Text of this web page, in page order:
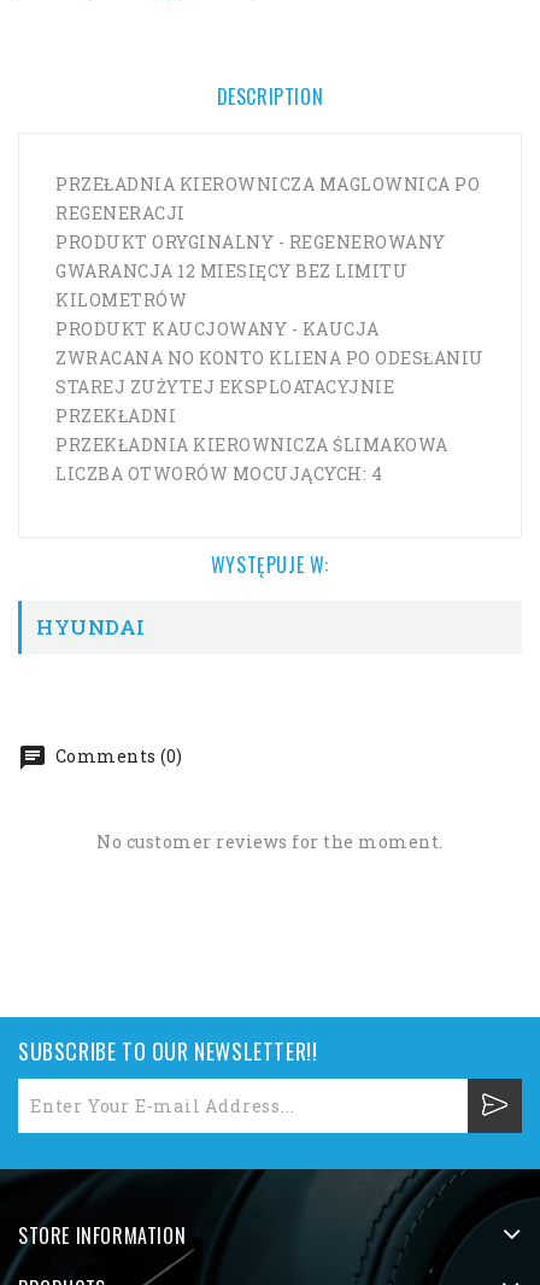
DESCRIPTION
PRZEŁADNIA KIEROWNICZA MAGLOWNICA PO
REGENERACJI
PRODUKT ORYGINALNY - REGENEROWANY
GWARANCJA 12 MIESIĘCY BEZ LIMITU
KILOMETRÓW
PRODUKT KAUCJOWANY - KAUCJA
ZWRACANA NO KONTO KLIENA PO ODESŁANIU
STAREJ ZUŻYTEJ EKSPLOATACYJNIE
PRZEKŁADNI
PRZEKŁADNIA KIEROWNICZA ŚLIMAKOWA
LICZBA OTWORÓW MOCUJĄCYCH: 4
WYSTĘPUJE W:
HYUNDAI
Comments (0)
No customer reviews for the moment.
SUBSCRIBE TO OUR NEWSLETTER!!
STORE INFORMATION